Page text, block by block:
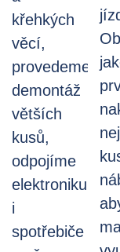
křehkých
věcí,
provedeme
demontáž
větších
kusů,
odpojíme
elektroniku
i
spotřebiče